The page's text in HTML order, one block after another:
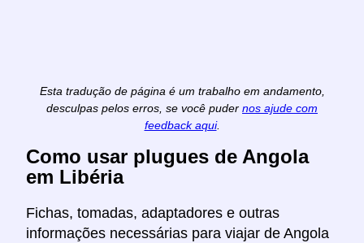
Esta tradução de página é um trabalho em andamento,
desculpas pelos erros, se você puder nos ajude com
feedback aqui.
Como usar plugues de Angola
em Libéria
Fichas, tomadas, adaptadores e outras
informações necessárias para viajar de Angola